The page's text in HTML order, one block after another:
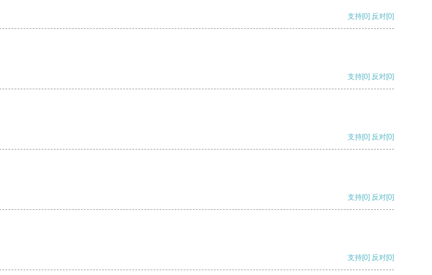
支持[0] 反对[0]
支持[0] 反对[0]
支持[0] 反对[0]
支持[0] 反对[0]
支持[0] 反对[0]